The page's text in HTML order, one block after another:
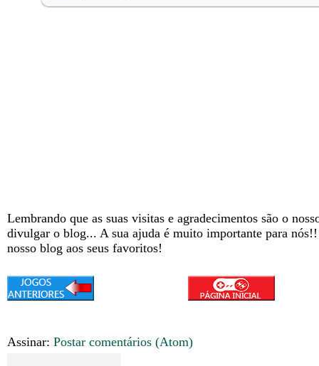
Lembrando que as suas visitas e agradecimentos são o
divulgar o blog... A sua ajuda é muito importante para nós!!
nosso blog aos seus favoritos!
Assinar: Postar comentários (Atom)